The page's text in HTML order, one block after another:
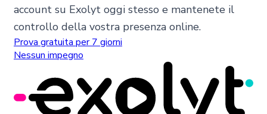
account su Exolyt oggi stesso e mantenete il
controllo della vostra presenza online.
Prova gratuita per 7 giorni
Nessun impegno